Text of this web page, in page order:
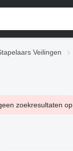
Veilingen
zoekresultaten op.